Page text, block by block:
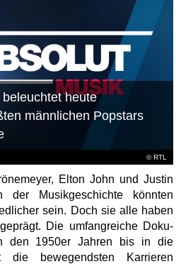
©RTL
beleuchtet heute
männlichen Popstars
Elton John und Justin
Musikgeschichte könnten
sein. Doch sie alle haben
Die umfangreiche Doku-
den 1950er Jahren bis in die
die bewegendsten Karrieren